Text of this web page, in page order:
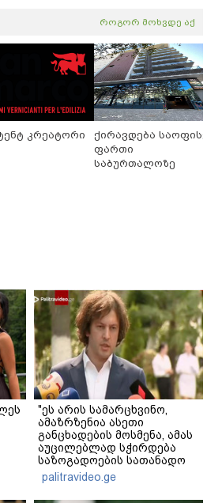
როგორ მოხვდე აქ
კრეატორი
ქირავდება
ფართი
საბურთალოზე
"ეს არის სამარცხვინო,
ამაზრზენია ასეთი
განცხადების მოსმენა, ამას
აუცილებლად სჭირდება
საზოგადოების სათანადო
რეაქცია" - ირაკლი
კობახიძე
palitravideo.ge